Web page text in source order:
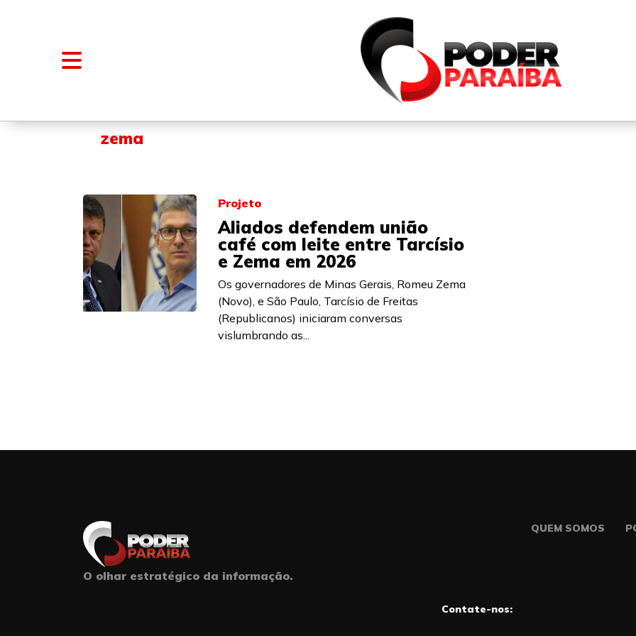
FALE CONOSCO
zema
Projeto
Aliados defendem união
café com leite entre Tarcísio
e Zema em 2026
Os governadores de Minas Gerais, Romeu Zema
(Novo), e São Paulo, Tarcísio de Freitas
(Republicanos) iniciaram conversas
vislumbrando as...
O olhar estratégico da informação.
QUEM SOMOS
Contate-nos: